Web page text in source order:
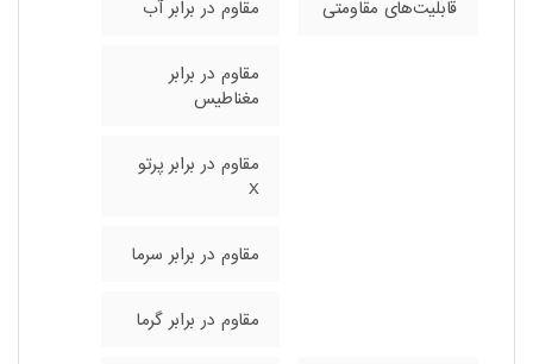
قابلیت‌های مقاومتی مقاوم در برابر آب
مقاوم در برابر
مغناطیس
مقاوم در برابر پرتو
X
مقاوم در برابر سرما
مقاوم در برابر گرما